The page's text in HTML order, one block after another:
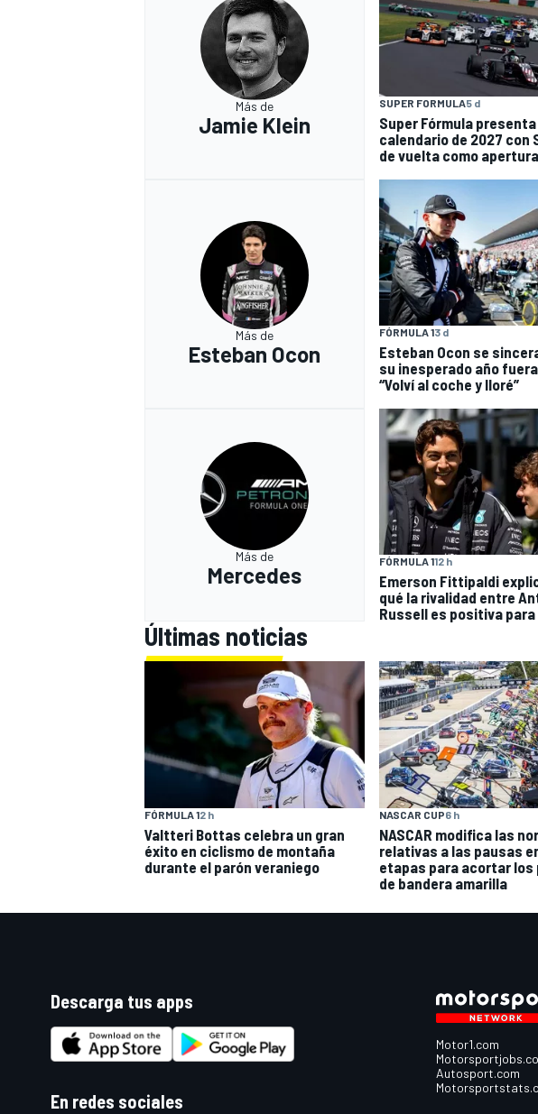
MÁS CATEGORÍAS
Más de
Jamie Klein
SUPER FORMULA5 d
Super Fórmula
calendario de 2027 con
de vuelta como apertura
Más de
Esteban Ocon
FÓRMULA 13 d
Esteban Ocon se
su inesperado año fuera
“Volví al coche y lloré”
Más de
Mercedes
FÓRMULA 112 h
Emerson Fittipaldi
qué la rivalidad entre
Russell es positiva para
Últimas noticias
FÓRMULA 12 h
Valtteri Bottas celebra un gran
éxito en ciclismo de montaña
durante el parón veraniego
NASCAR CUP6 h
NASCAR modifica las
relativas a las pausas
etapas para acortar los
de bandera amarilla
Descarga tus apps
En redes sociales
Motor1.com
Autosport.com